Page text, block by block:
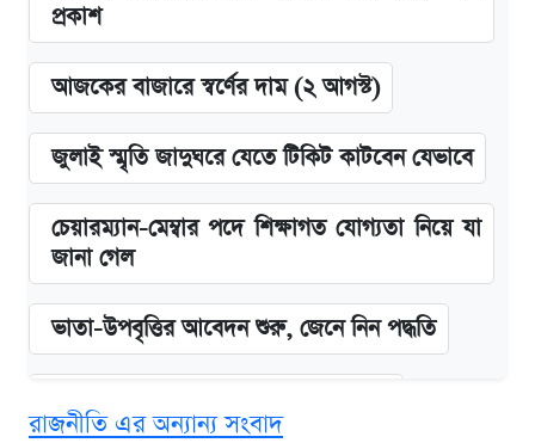
প্রকাশ
আজকের বাজারে স্বর্ণের দাম (২ আগস্ট)
জুলাই স্মৃতি জাদুঘরে যেতে টিকিট কাটবেন যেভাবে
চেয়ারম্যান-মেম্বার পদে শিক্ষাগত যোগ্যতা নিয়ে যা
জানা গেল
ভাতা-উপবৃত্তির আবেদন শুরু, জেনে নিন পদ্ধতি
রাজনীতি এর অন্যান্য সংবাদ